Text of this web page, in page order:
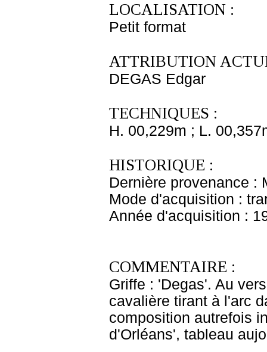
LOCALISATION :
Petit format
ATTRIBUTION
DEGAS Edgar
TECHNIQUES :
H. 00,229m ; L.
HISTORIQUE :
Dernière provenance :
Mode d'acquisition :
Année d'acquisition :
COMMENTAIRE :
Griffe : 'Degas'. Au
cavalière tirant à l'arc
composition autrefois
d'Orléans', tableau